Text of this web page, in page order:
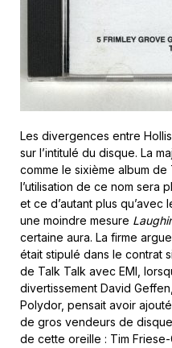
Les divergences entre
sur l’intitulé du disque. La
comme le sixième album de
l’utilisation de ce nom sera
et ce d’autant plus qu’avec
une moindre mesure
certaine aura. La firme
était stipulé dans le contrat
de Talk Talk avec EMI,
divertissement David
Polydor, pensait avoir ajouté
de gros vendeurs de
de cette oreille : Tim